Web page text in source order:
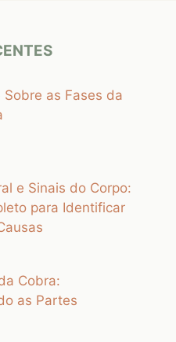
Sobre as Fases da
e Sinais do Corpo:
para Identificar
Cobra:
as Partes